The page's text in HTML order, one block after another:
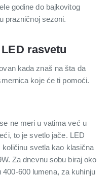
godine do bajkovitog
prazničnoj sezoni.
rasvetu
kada znaš na šta da
koje će ti pomoći.
ne meri u vatima već u
to je svetlo jače. LED
svetla kao klasična
Za dnevnu sobu biraj oko
600 lumena, za kuhinju